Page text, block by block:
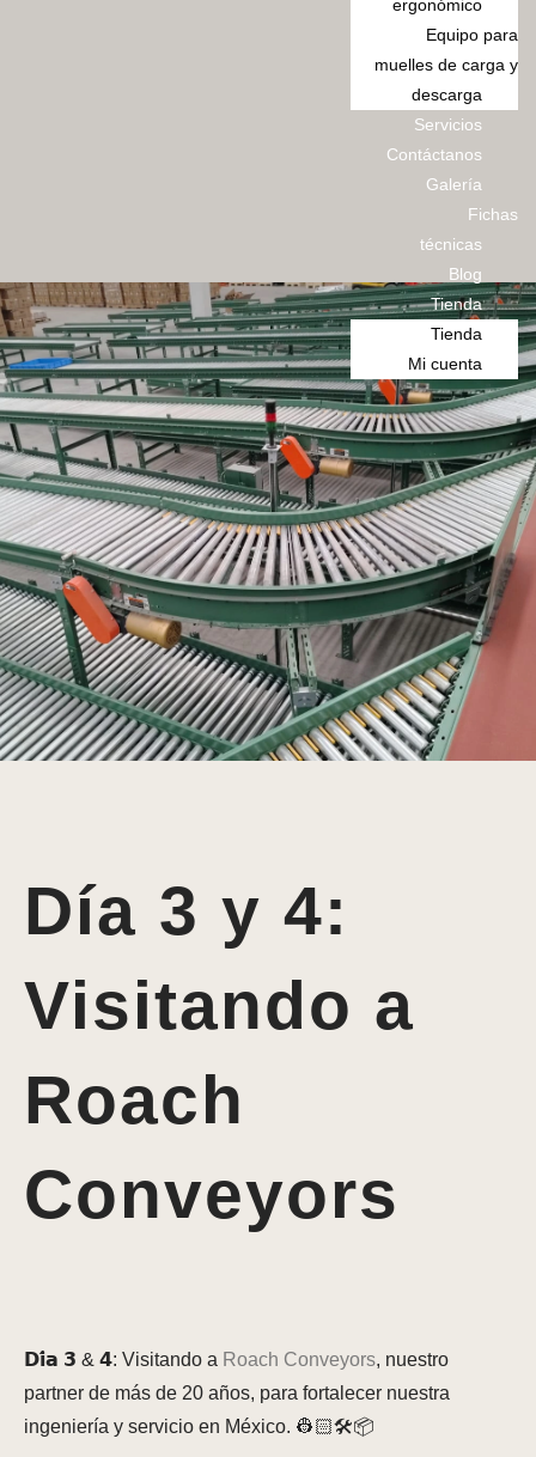
ergonómico
Equipo para
muelles de carga y
descarga
Servicios
Contáctanos
Galería
Fichas
técnicas
Blog
Tienda
Tienda
Mi cuenta
Día 3 y 4:
Visitando a
Roach
Conveyors
𝗗𝗶́𝗮 𝟯 & 𝟰: Visitando a Roach Conveyors, nuestro
partner de más de 20 años, para fortalecer nuestra
ingeniería y servicio en México. 👷🏻🛠📦